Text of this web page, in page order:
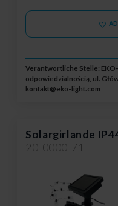
Verantwortliche Stelle:
odpowiedzialnością, ul.
kontakt@eko-light.com
Solargirlande
20-0000-71